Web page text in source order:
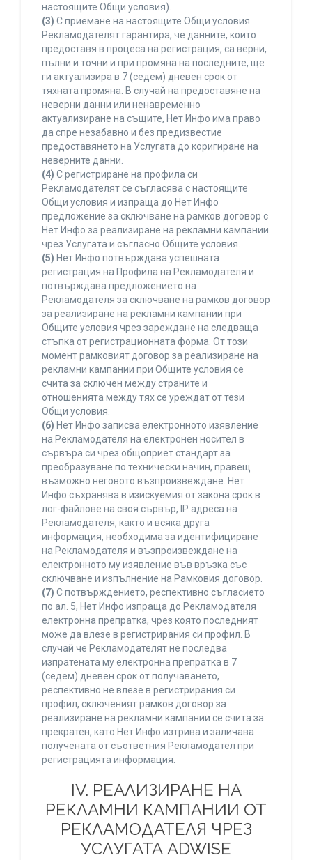
настоящите Общи условия).
(3) С приемане на настоящите Общи условия
Рекламодателят гарантира, че данните, които
предоставя в процеса на регистрация, са верни,
пълни и точни и при промяна на последните, ще
ги актуализира в 7 (седем) дневен срок от
тяхната промяна. В случай на предоставяне на
неверни данни или ненавременно
актуализиране на същите, Нет Инфо има право
да спре незабавно и без предизвестие
предоставянето на Услугата до коригиране на
неверните данни.
(4) С регистриране на профила си
Рекламодателят се съгласява с настоящите
Общи условия и изпраща до Нет Инфо
предложение за сключване на рамков договор с
Нет Инфо за реализиране на рекламни кампании
чрез Услугата и съгласно Общите условия.
(5) Нет Инфо потвърждава успешната
регистрация на Профила на Рекламодателя и
потвърждава предложението на
Рекламодателя за сключване на рамков договор
за реализиране на рекламни кампании при
Общите условия чрез зареждане на следваща
стъпка от регистрационната форма. От този
момент рамковият договор за реализиране на
рекламни кампании при Общите условия се
счита за сключен между страните и
отношенията между тях се уреждат от тези
Общи условия.
(6) Нет Инфо записва електронното изявление
на Рекламодателя на електронен носител в
сървъра си чрез общоприет стандарт за
преобразуване по технически начин, правещ
възможно неговото възпроизвеждане. Нет
Инфо съхранява в изискуемия от закона срок в
лог-файлове на своя сървър, IP адреса на
Рекламодателя, както и всяка друга
информация, необходима за идентифициране
на Рекламодателя и възпроизвеждане на
електронното му изявление във връзка със
сключване и изпълнение на Рамковия договор.
(7) С потвърждението, респективно съгласието
по ал. 5, Нет Инфо изпраща до Рекламодателя
електронна препратка, чрез която последният
може да влезе в регистрирания си профил. В
случай че Рекламодателят не последва
изпратената му електронна препратка в 7
(седем) дневен срок от получаването,
респективно не влезе в регистрирания си
профил, сключеният рамков договор за
реализиране на рекламни кампании се счита за
прекратен, като Нет Инфо изтрива и заличава
получената от съответния Рекламодател при
регистрацията информация.
IV. РЕАЛИЗИРАНЕ НА
РЕКЛАМНИ КАМПАНИИ ОТ
РЕКЛАМОДАТЕЛЯ ЧРЕЗ
УСЛУГАТА ADWISE